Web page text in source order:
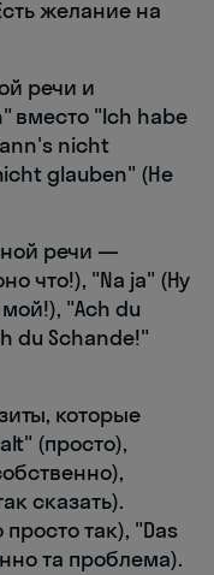
желание на
речи и
вместо "Ich habe
nicht
glauben" (Не
речи —
что!), "Na ja" (Ну
"Ach du
du Schande!"
которые
(просто),
сказать).
так), "Das
та проблема).